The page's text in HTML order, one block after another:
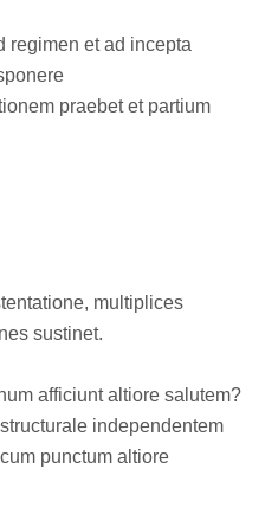
regimen et ad incepta
praebet et partium
multiplices
sustinet.
afficiunt altiore salutem?
independentem
punctum altiore